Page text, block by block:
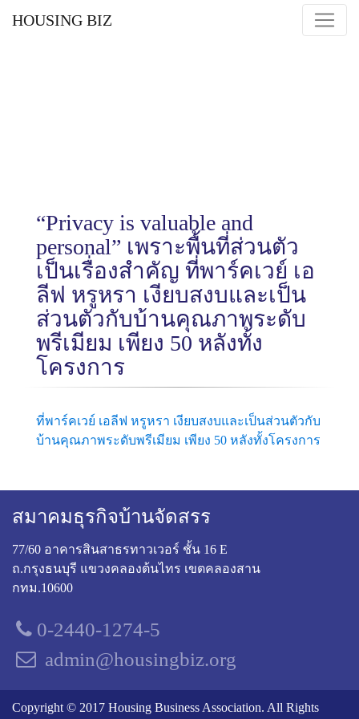
HOUSING BIZ
“Privacy is valuable and
personal” เพราะพื้นที่ส่วนตัว
เป็นเรื่องสำคัญ ที่พาร์คเวย์ เอ
ลีฟ หรูหรา เงียบสงบและเป็น
ส่วนตัวกับบ้านคุณภาพระดับ
พรีเมียม เพียง 50 หลังทั้ง
โครงการ
ที่พาร์คเวย์ เอลีฟ หรูหรา เงียบสงบและเป็นส่วนตัวกับ
บ้านคุณภาพระดับพรีเมียม เพียง 50 หลังทั้งโครงการ
สมาคมธุรกิจบ้านจัดสรร
77/60 อาคารสินสาธรทาวเวอร์ ชั้น 16 E
ถ.กรุงธนบุรี แขวงคลองต้นไทร เขตคลองสาน
กทม.10600
0-2440-1274-5
admin@housingbiz.org
Copyright © 2017 Housing Business Association. All Rights